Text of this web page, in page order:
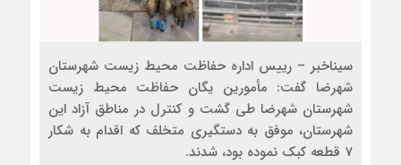
سیناخبر – رییس اداره حفاظت محیط زیست شهرستان
شهرضا گفت: مأمورین یگان حفاظت محیط زیست
شهرستان شهرضا طی گشت و کنترل در مناطق آزاد این
شهرستان، موفق به دستگیری متخلف که اقدام به شکار
7 قطعه کبک نموده بود، شدند.